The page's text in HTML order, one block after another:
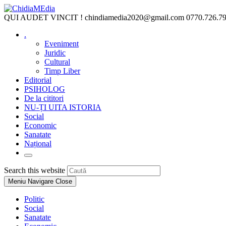
Skip
to
QUI AUDET VINCIT ! chindiamedia2020@gmail.com
.
Eveniment
Juridic
Cultural
Timp Liber
Editorial
PSIHOLOG
De la cititori
NU-ȚI UITA ISTORIA
Social
Economic
Sanatate
Național
Toggle
website
search
Search this website
Escape
Meniu Navigare Close
Politic
Social
Sanatate